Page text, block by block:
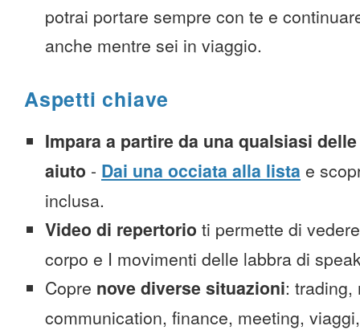
potrai portare sempre con te e
anche mentre sei in viaggio.
Aspetti chiave
Impara a partire da una qualsiasi
aiuto - Dai una occiata alla lista e
inclusa.
Video di repertorio ti permette di
corpo e I movimenti delle labbra di
Copre nove diverse situazioni: trading,
communication, finance, meeting,